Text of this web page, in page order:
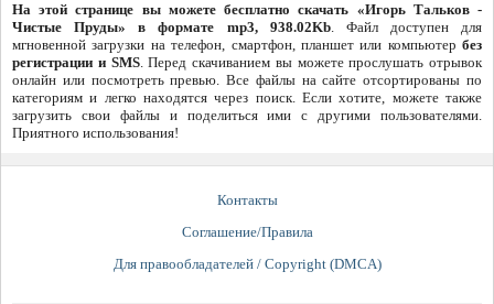
На этой странице вы можете бесплатно скачать «Игорь Тальков -
Чистые Пруды» в формате mp3, 938.02Kb. Файл доступен для
мгновенной загрузки на телефон, смартфон, планшет или компьютер без
регистрации и SMS. Перед скачиванием вы можете прослушать отрывок
онлайн или посмотреть превью. Все файлы на сайте отсортированы по
категориям и легко находятся через поиск. Если хотите, можете также
загрузить свои файлы и поделиться ими с другими пользователями.
Приятного использования!
Контакты
Соглашение/Правила
Для правообладателей / Copyright (DMCA)